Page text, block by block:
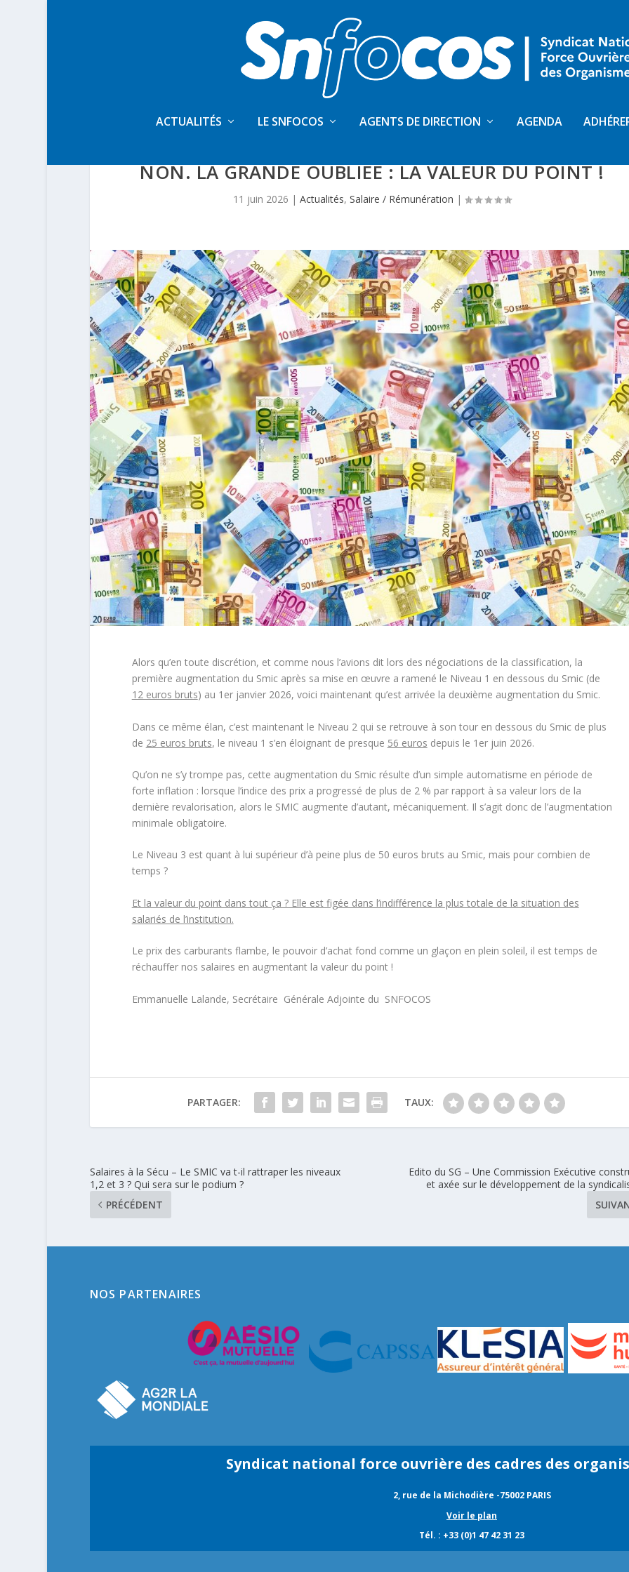
ACTUALITÉS LE SNFOCOS AGENTS DE DIRECTION AGENDA
NON. LA GRANDE OUBLIÉE : LA VALEUR DU POINT !
11 juin 2026 | Actualités, Salaire / Rémunération |
Alors qu’en toute discrétion, et comme nous l’avions dit lors des négociations de la classification, la
première augmentation du Smic après sa mise en œuvre a ramené le Niveau 1 en dessous du Smic(de
12 euros bruts) au 1 erjanvier 2026, voici maintenant qu’est arrivée la deuxième augmentation du Smic.
Dans ce même élan, c’est maintenant le Niveau 2 qui se retrouve à son tour en dessous du Smic de plus
de 25 euros bruts, le niveau 1 s’en éloignant de presque 56 euros depuis le 1 erjuin 2026.
Qu’on ne s’y trompe pas, cette augmentation du Smic résulte d’un simple automatisme en période de
forte inflation : lorsque l’indice des prix a progressé de plus de 2 % par rapport à sa valeur lors de la
dernière revalorisation, alors le SMIC augmente d’autant, mécaniquement. Il s’agit donc de l’augmentation
minimale obligatoire.
Le Niveau 3 est quant à lui supérieur d’à peine plus de 50 euros bruts au Smic, mais pour combien de
temps ?
Et la valeur du point dans tout ça ? Elle est figée dans l’indifférence la plus totale de la situation des
salariés de l’institution.
Le prix des carburants flambe, le pouvoir d’achat fond comme un glaçon en plein soleil, il est temps de
réchauffer nos salaires en augmentant la valeur du point !
Emmanuelle Lalande, Secrétaire Générale Adjointe du SNFOCOS
PARTAGER: TAUX:
Salaires à la Sécu – Le SMIC va t-il rattraper les niveaux
1,2 et 3 ? Qui sera sur le podium ?
PRÉCÉDENT
Edito du SG – Une Commission Exécutive
et axée sur le développement de la
NOS PARTENAIRES
Syndicat national force ouvrière des cadres des
2, rue de la Michodière -75002 PARIS
Voir le plan
Tél. : +33 (0)1 47 42 31 23